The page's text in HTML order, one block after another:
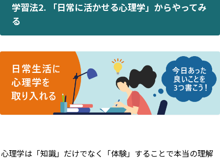
学習法2. 「日常に活かせる心理学」からやってみ
る
心理学は「知識」だけでなく「体験」することで本当の理解